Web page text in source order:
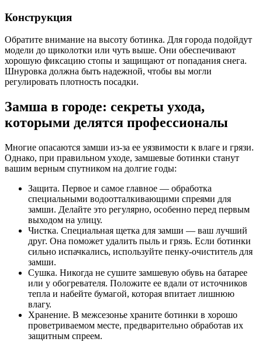
Конструкция
Обратите внимание на высоту ботинка. Для города подойдут
модели до щиколотки или чуть выше. Они обеспечивают
хорошую фиксацию стопы и защищают от попадания снега.
Шнуровка должна быть надежной, чтобы вы могли
регулировать плотность посадки.
Замша в городе: секреты ухода,
которыми делятся профессионалы
Многие опасаются замши из-за ее уязвимости к влаге и грязи.
Однако, при правильном уходе, замшевые ботинки станут
вашим верным спутником на долгие годы:
Защита. Первое и самое главное — обработка
специальными водоотталкивающими спреями для
замши. Делайте это регулярно, особенно перед первым
выходом на улицу.
Чистка. Специальная щетка для замши — ваш лучший
друг. Она поможет удалить пыль и грязь. Если ботинки
сильно испачкались, используйте пенку-очиститель для
замши.
Сушка. Никогда не сушите замшевую обувь на батарее
или у обогревателя. Положите ее вдали от источников
тепла и набейте бумагой, которая впитает лишнюю
влагу.
Хранение. В межсезонье храните ботинки в хорошо
проветриваемом месте, предварительно обработав их
защитным спреем.